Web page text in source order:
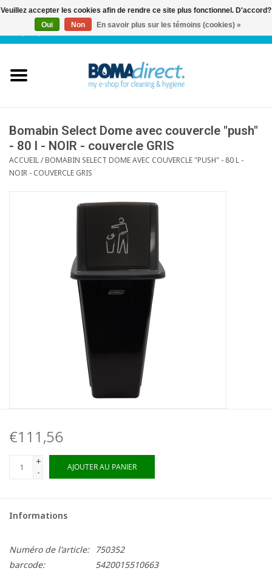
FR| 0 Articles
Service client
Blog
Bomabin Select Dome avec couvercle "push"
- 80 l - NOIR - couvercle GRIS
ACCUEIL/BOMABIN SELECT DOME AVEC COUVERCLE "PUSH" - 80 L -
NOIR - COUVERCLE GRIS
€111,56
+
-
AJOUTER AU PANIER
Informations
Numéro de l'article:
750352
barcode:
5420015510663
Veuillez accepter les cookies afin de rendre ce site plus fonctionnel. D'accord?
Oui
Non En savoir plus sur les témoins (cookies) »